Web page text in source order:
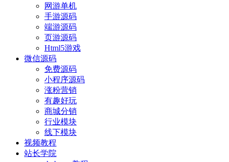
网游单机
手游源码
端游源码
页游源码
Html5游戏
微信源码
免费源码
小程序源码
涨粉营销
有趣好玩
商城分销
行业模块
线下模块
视频教程
站长学院